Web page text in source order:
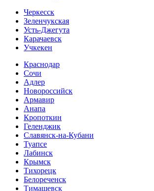
Черкесск
Зеленчукская
Усть-Джегута
Карачаевск
Учкекен
Краснодар
Сочи
Адлер
Новороссийск
Армавир
Анапа
Кропоткин
Геленджик
Славянск-на-Кубани
Туапсе
Лабинск
Крымск
Тихорецк
Белореченск
Тимашевск